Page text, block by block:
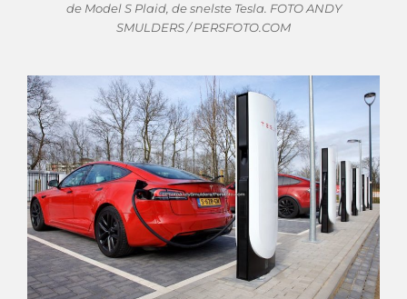
de Model S Plaid, de snelste Tesla. FOTO ANDY
SMULDERS / PERSFOTO.COM